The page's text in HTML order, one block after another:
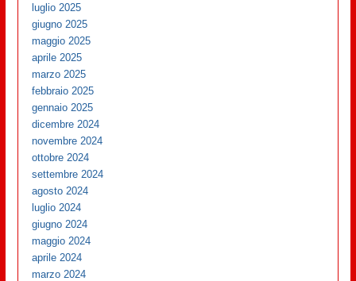
luglio 2025
giugno 2025
maggio 2025
aprile 2025
marzo 2025
febbraio 2025
gennaio 2025
dicembre 2024
novembre 2024
ottobre 2024
settembre 2024
agosto 2024
luglio 2024
giugno 2024
maggio 2024
aprile 2024
marzo 2024